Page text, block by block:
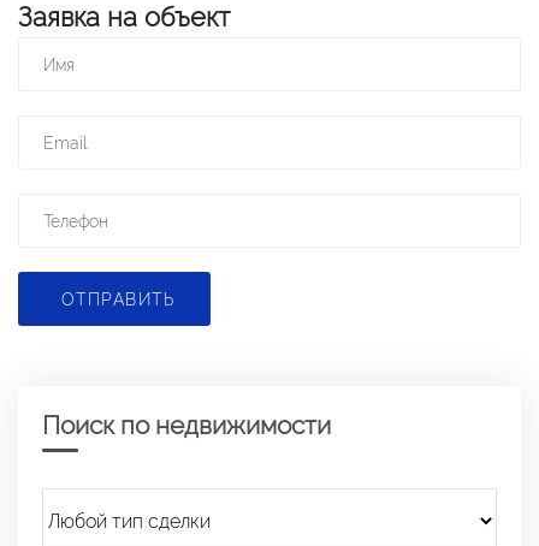
Заявка на объект
ОТПРАВИТЬ
Поиск по недвижимости